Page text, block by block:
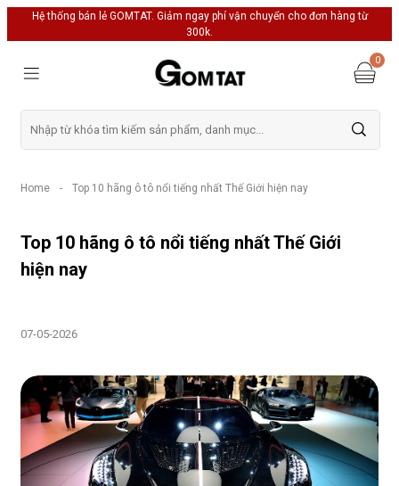
Hệ thống bán lẻ GOMTAT. Giảm ngay phí vận chuyển cho đơn hàng từ
300k.
0
Home - Top 10 hãng ô tô nổi tiếng nhất Thế Giới hiện nay
Top 10 hãng ô tô nổi tiếng nhất Thế Giới
hiện nay
07-05-2026